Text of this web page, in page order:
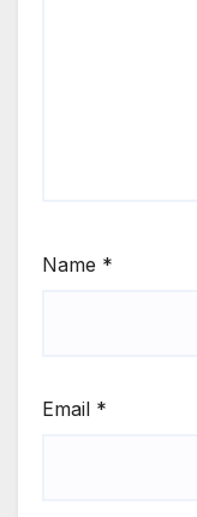
Name *
Email *